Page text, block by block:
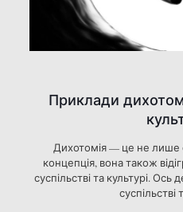
Приклади
Дихотомія — це не лише
концепція, вона також
суспільстві та культурі. Ось
суспільстві